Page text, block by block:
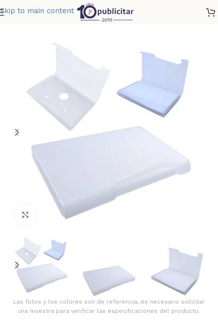
Skip to main content
TARJETERO PLASTICO 1
Clic para ampliar
Las fotos y los colores son de referencia, es necesario solicitar
una muestra para verificar las especificaciones del producto.